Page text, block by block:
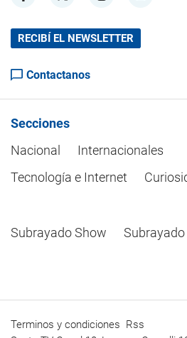
RECIBÍ EL NEWSLETTER
Contactanos
Secciones
Nacional
Internacionales
Tecnología e Internet
Subrayado Show
Terminos y condiciones Rss